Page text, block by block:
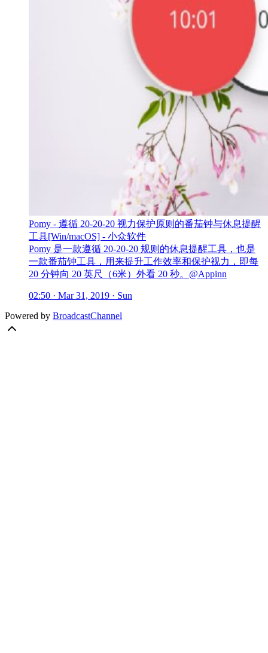
Pomy - 遵循 20-20-20 视力保护原则的番茄钟与休息提醒
工具[Win/macOS] - 小众软件
Pomy 是一款遵循 20-20-20 规则的休息提醒工具，也是
一款番茄钟工具，用来提升工作效率和保护视力，即每
20 分钟向 20 英尺（6米）外看 20 秒。@Appinn
02:50 · Mar 31, 2019 · Sun
Powered by BroadcastChannel